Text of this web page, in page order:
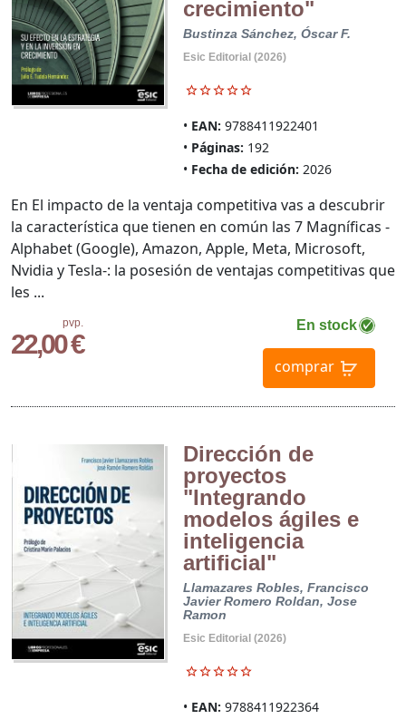
crecimiento"
Bustinza Sánchez, Óscar F.
Esic Editorial (2026)
EAN: 9788411922401
Páginas: 192
Fecha de edición: 2026
pvp.
22,00 €
En stock
comprar
En El impacto de la ventaja competitiva vas a descubrir
la característica que tienen en común las 7 Magníficas -
Alphabet (Google), Amazon, Apple, Meta, Microsoft,
Nvidia y Tesla-: la posesión de ventajas competitivas que
les ...
Dirección de
proyectos
"Integrando
modelos ágiles e
inteligencia
artificial"
Llamazares Robles, Francisco
Javier Romero Roldan, Jose
Ramon
Esic Editorial (2026)
EAN: 9788411922364